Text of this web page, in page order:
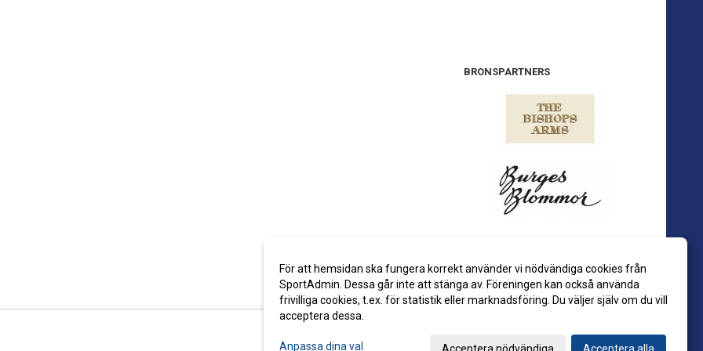
BRONSPARTNERS
För att hemsidan ska fungera korrekt använder vi nödvändiga cookies från
SportAdmin. Dessa går inte att stänga av. Föreningen kan också använda
frivilliga cookies, t.ex. för statistik eller marknadsföring. Du väljer själv om du vill
acceptera dessa.
Anpassa dina val